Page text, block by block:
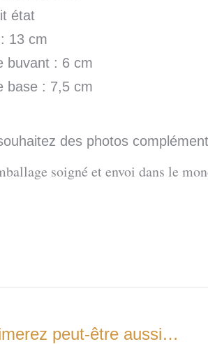
état
13 cm
buvant : 6 cm
base : 7,5 cm
des photos
soigné et envoi dans le
peut-être aussi…